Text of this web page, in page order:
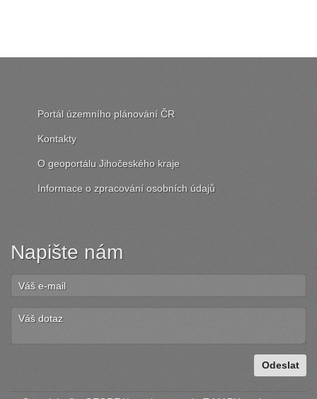
Portál územního plánování ČR
Kontakty
O geoportálu Jihočeského kraje
Informace o zpracování osobních údajů
Napište nám
Odeslat